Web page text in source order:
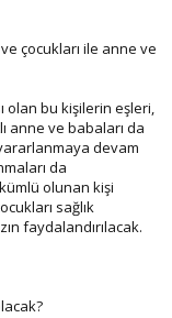
çocukları ile anne ve
bu kişilerin eşleri,
anne ve babaları da
devam
da
olunan kişi
sağlık
faydalandırılacak.